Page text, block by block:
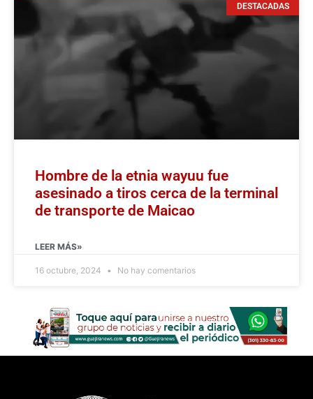
DESTACADAS
Hombre de la etnia wayuu fue
asesinado a tiros cerca de la terminal
de transporte de Maicao
LEER MÁS»
16 octubre, 2024 No hay comentarios